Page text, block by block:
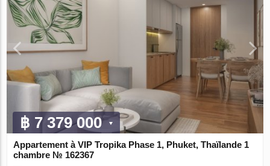
฿ 7 379 000
Appartement à VIP Tropika Phase 1, Phuket, Thaïlande 1
chambre № 162367